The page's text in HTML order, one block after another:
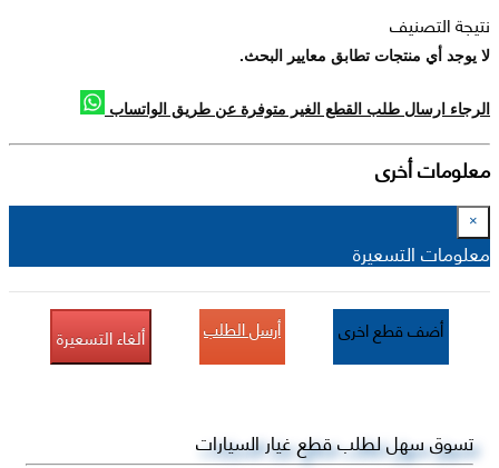
نتيجة التصنيف
لا يوجد أي منتجات تطابق معايير البحث.
الرجاء ارسال طلب القطع الغير متوفرة عن طريق الواتساب
معلومات أخرى
×
معلومات التسعيرة
أضف قطع اخرى أرسل الطلب ألغاء التسعيرة
تسوق سهل لطلب قطع غيار السيارات